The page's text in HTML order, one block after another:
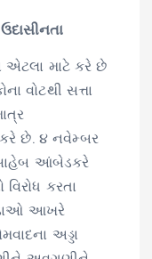
એટલા માટે કરે છે
વોટથી સત્તા
કરે છે. ૪ નવેમ્બર
આંબેડકરે
વિરોધ કરતા
આખરે
અડ્ડા